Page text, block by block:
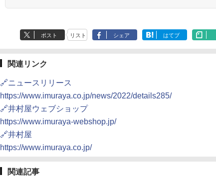
ポスト リスト シェア はてブ
関連リンク
🔗ニュースリリース
https://www.imuraya.co.jp/news/2022/details285/
🔗井村屋ウェブショップ
https://www.imuraya-webshop.jp/
🔗井村屋
https://www.imuraya.co.jp/
関連記事